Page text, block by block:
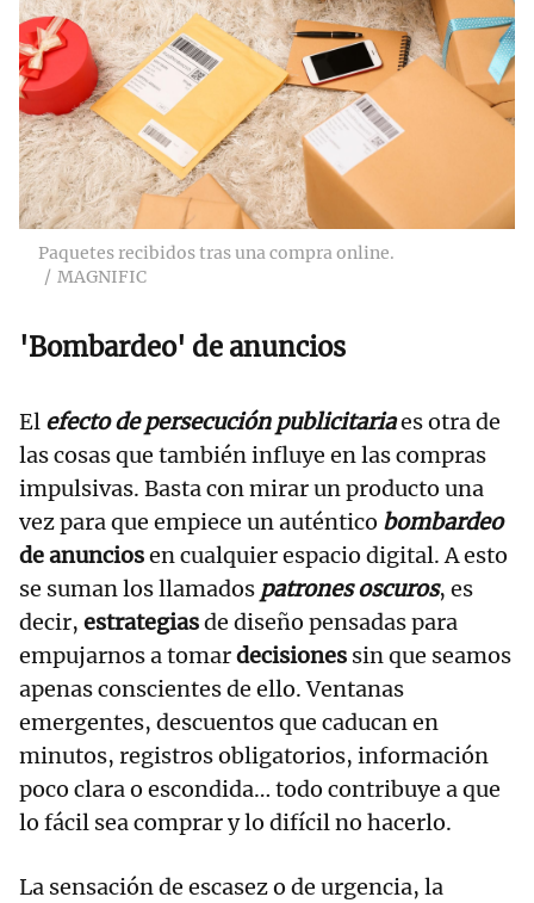
Paquetes recibidos tras una compra online.
MAGNIFIC
'Bombardeo' de anuncios
El efecto de persecución publicitariaes otra de
las cosas que también influye en las compras
impulsivas. Basta con mirar un producto una
vez para que empiece un auténtico bombardeo
de anunciosen cualquier espacio digital. A esto
se suman los llamados patrones oscuros, es
decir, estrategiasde diseño pensadas para
empujarnos a tomardecisiones sin que seamos
apenas conscientes de ello. Ventanas
emergentes, descuentos que caducan en
minutos, registros obligatorios, información
poco clara o escondida… todo contribuye a que
lo fácil sea comprar y lo difícil no hacerlo.
La sensación de escasez o de urgencia, la